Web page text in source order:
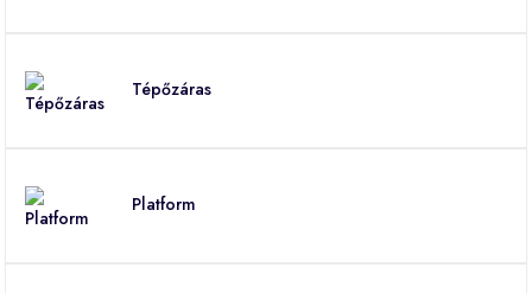
Tépőzáras
Platform